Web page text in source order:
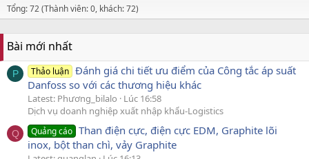
Tổng: 72 (Thành viên: 0, khách: 72)
Bài mới nhất
P Thảo luận Đánh giá chi tiết ưu điểm của Công tắc áp suất
Danfoss so với các thương hiệu khác
Latest: Phương_bilalo
Lúc 16:58
Dịch vụ doanh nghiệp xuất nhập khẩu-Logistics
Q Quảng cáo Than điện cực, điện cực EDM, Graphite lõi
inox, bột than chì, vảy Graphite